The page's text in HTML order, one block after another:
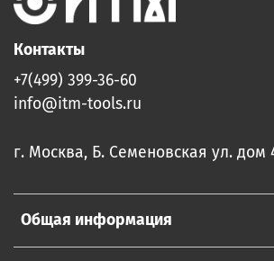
Общая информация
Контакты
+7(499) 399-36-60
info@itm-tools.ru
г. Москва, Б. Семеновская ул. дом